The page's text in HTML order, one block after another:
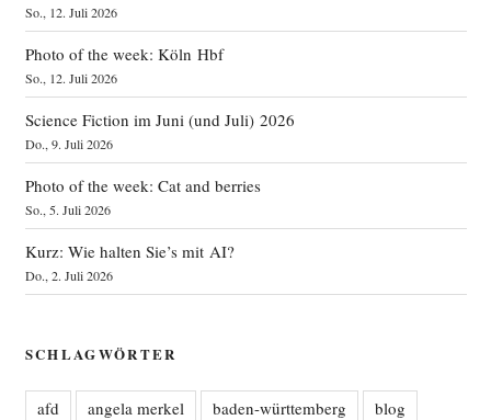
So., 12. Juli 2026
Photo of the week: Köln Hbf
So., 12. Juli 2026
Science Fiction im Juni (und Juli) 2026
Do., 9. Juli 2026
Photo of the week: Cat and berries
So., 5. Juli 2026
Kurz: Wie halten Sie’s mit AI?
Do., 2. Juli 2026
SCHLAGWÖRTER
afd angela merkel baden-württemberg
blog